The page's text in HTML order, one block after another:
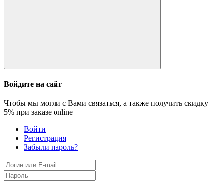
Войдите на сайт
Чтобы мы могли с Вами связаться, а также получить скидку
5% при заказе online
Войти
Регистрация
Забыли пароль?